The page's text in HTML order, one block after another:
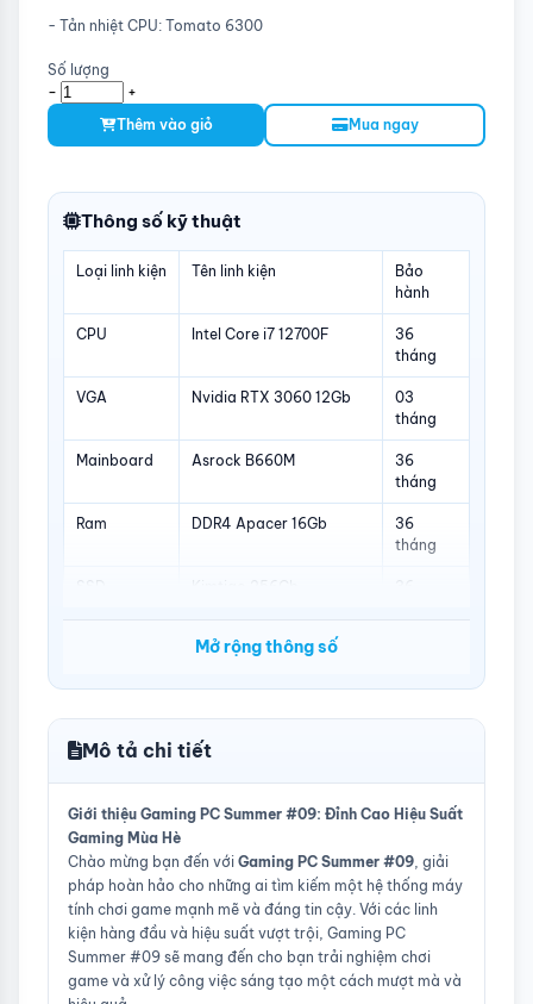
- Tản nhiệt CPU: Tomato 6300
Số lượng
- +
Thêm vào giỏ Mua ngay
Thông số kỹ thuật
Loại linh kiện Tên linh kiện
Bảo
hành
CPU Intel Core i7 12700F
36
tháng
VGA Nvidia RTX 3060 12Gb
03
tháng
Mainboard Asrock B660M
36
tháng
Ram DDR4 Apacer 16Gb
36
tháng
CM Elite 700W
Tản nhiệt
Tản Nhiệt Khí Tomato
Mở rộng thông số
Mô tả chi tiết
Giới thiệu Gaming PC Summer #09: Đỉnh Cao Hiệu Suất
Gaming Mùa Hè
Chào mừng bạn đến với Gaming PC Summer #09 , giải
pháp hoàn hảo cho những ai tìm kiếm một hệ thống máy
tính chơi game mạnh mẽ và đáng tin cậy. Với các linh
kiện hàng đầu và hiệu suất vượt trội, Gaming PC
Summer #09 sẽ mang đến cho bạn trải nghiệm chơi
game và xử lý công việc sáng tạo một cách mượt mà và